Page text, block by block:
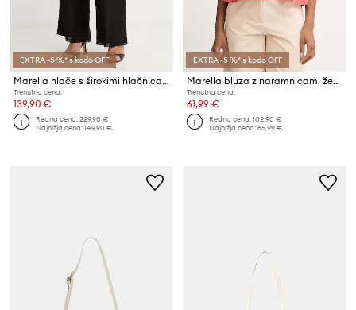
EXTRA -5 %* s kodo OFF
Marella hlače s širokimi hlačnicami ženske lanene SOLISTA
Trenutna cena:
139,90 €
Redna cena:229,90 €
Najnižja cena:149,90 €
EXTRA -5 %* s kodo OFF
Marella bluza z naramnicami ženska iz liocela Emme by Marella
Trenutna cena:
61,99 €
Redna cena:102,90 €
Najnižja cena:65,99 €